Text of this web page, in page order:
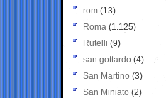
rom (13)
Roma (1.125)
Rutelli (9)
san gottardo (4)
San Martino (3)
San Miniato (2)